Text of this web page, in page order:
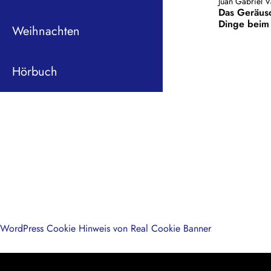
Weihnachten
Hörbuch
Das
Dinge
WordPress Cookie Hinweis von Real Cookie Banner